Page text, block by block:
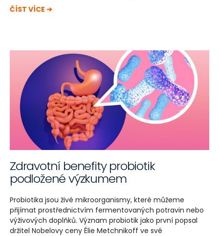
ČÍST VÍCE ➔
Zdravotní benefity probiotik
podložené výzkumem
Probiotika jsou živé mikroorganismy, které můžeme
přijímat prostřednictvím fermentovaných potravin nebo
výživových doplňků. Význam probiotik jako první popsal
držitel Nobelovy ceny Élie Metchnikoff ve své